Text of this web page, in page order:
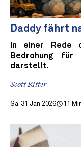
Daddy fährt
In einer Rede
Bedrohung für
darstellt.
Scott Ritter
Sa. 31 Jan 2026 11